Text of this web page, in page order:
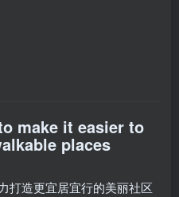
make it easier to
places
打造更宜居宜行的美丽社区